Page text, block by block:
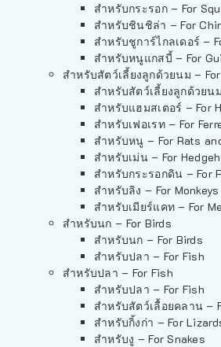
สำหรับกระรอก – For
สำหรับชินชิล่า – For
สำหรับชูการ์ไกลเดอร์ –
สำหรับหนูแกสบี้ – For
สำหรับสัตว์เลี้ยงลูกด้วยนม –
สำหรับสัตว์เลี้ยงลูกด้วยน
สำหรับแฮมสเตอร์ – For
สำหรับเฟอเรท – For
สำหรับหนู – For Rats
สำหรับเม่น – For
สำหรับกระรอกดิน – For
สำหรับลิง – For Monkeys
สำหรับเมียร์แคท – For
สำหรับนก – For Birds
สำหรับนก – For Birds
สำหรับปลา – For Fish
สำหรับปลา – For Fish
สำหรับปลา – For Fish
สำหรับสัตว์เลื้อยคลาน –
สำหรับกิ้งก่า – For
สำหรับงู – For Snakes